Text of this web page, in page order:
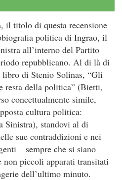
il titolo di questa recensione
politica di Ingrao, il
all’interno del Partito
repubblicano. Al di là di
di Stenio Solinas, “Gli
della politica” (Bietti,
concettualmente simile,
cultura politica:
Sinistra), standovi al di
sue contraddizioni e nei
– sempre che si siano
piccoli apparati transitati
dell’ultimo minuto.